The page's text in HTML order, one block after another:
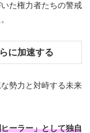
た権力者たちの警戒
に加速する
勢力と対峙する未来
ーラー」として独自